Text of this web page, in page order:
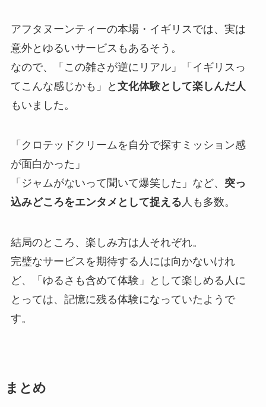
アフタヌーンティーの本場・イギリスでは、実は
意外とゆるいサービスもあるそう。
なので、「この雑さが逆にリアル」「イギリスっ
てこんな感じかも」と 文化体験として楽しんだ人
もいました。
「クロテッドクリームを自分で探すミッション感
が面白かった」
「ジャムがないって聞いて爆笑した」など、 突っ
込みどころをエンタメとして捉える 人も多数。
結局のところ、楽しみ方は人それぞれ。
完璧なサービスを期待する人には向かないけれ
ど、「ゆるさも含めて体験」として楽しめる人に
とっては、記憶に残る体験になっていたようで
す。
まとめ